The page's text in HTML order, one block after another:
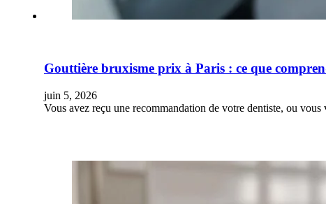
Gouttière bruxisme prix à Paris : ce que
juin 5, 2026
Vous avez reçu une recommandation de votre dentiste, ou